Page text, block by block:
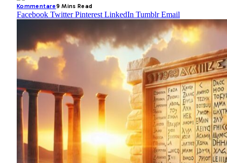
Kommentare9 Mins Read
Facebook Twitter Pinterest LinkedIn Tumblr Email